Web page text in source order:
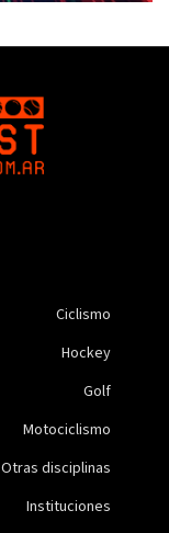
Ciclismo
Hockey
Golf
Motociclismo
Otras disciplinas
Instituciones